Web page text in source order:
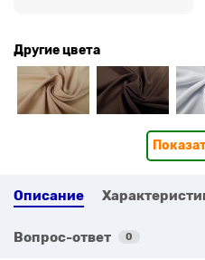
Другие цвета
Описание
Вопрос-ответ 0